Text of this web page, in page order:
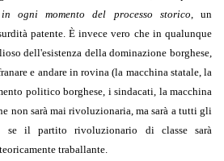
in ogni momento del processo storico, un
patente. È invece vero che in qualunque
dell'esistenza della dominazione borghese,
e andare in rovina (la macchina statale, la
politico borghese, i sindacati, la macchina
non sarà mai rivoluzionaria, ma sarà a tutti gli
se il partito rivoluzionario di classe sarà
traballante.